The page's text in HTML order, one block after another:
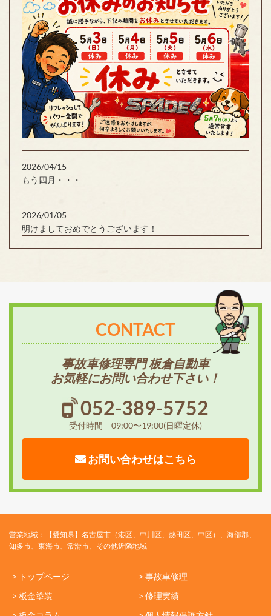
2026/04/15
もう四月・・・
2026/01/05
明けましておめでとうございます！
CONTACT
事故車修理専門 板倉自動車
お気軽にお問い合わせ下さい！
052-389-5752
受付時間 09:00〜19:00(日曜定休)
お問い合わせはこちら
営業地域：【愛知県】名古屋市（港区、中川区、熱田区、中区）、海部郡、
知多市、東海市、常滑市、その他近隣地域
> トップページ
> 事故車修理
> 板金塗装
> 修理実績